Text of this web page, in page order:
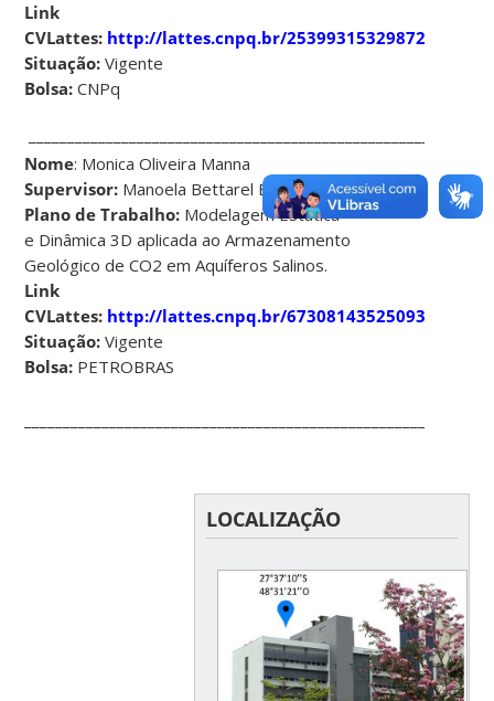
Link
CVLattes: http://lattes.cnpq.br/2539931532987273
Situação:Vigente
Bolsa:CNPq
Nome: Monica Oliveira Manna
Supervisor: Manoela Bettarel Bállico
Plano de Trabalho: Modelagem Estática
e Dinâmica 3D aplicada ao Armazenamento
Geológico de CO2 em Aquíferos Salinos.
Link
CVLattes: http://lattes.cnpq.br/6730814352509342
Situação:Vigente
Bolsa: PETROBRAS
LOCALIZAÇÃO